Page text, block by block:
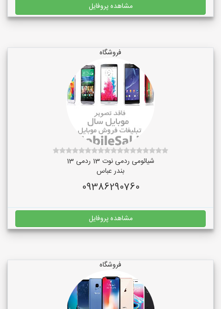
مشاهده پروفایل
فروشگاه
شیائومی ردمی نوت 13 ردمی 13
بندر عباس
09386290760
مشاهده پروفایل
فروشگاه